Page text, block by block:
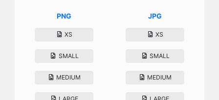
PNG
XS
SMALL
MEDIUM
JPG
XS
SMALL
MEDIUM